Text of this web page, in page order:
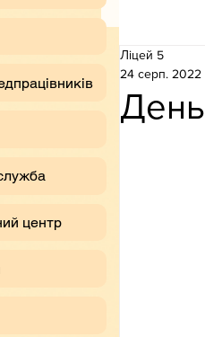
Ліцей 5
24 серп. 2022
центр